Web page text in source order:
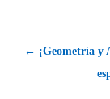
← ¡Geometría y